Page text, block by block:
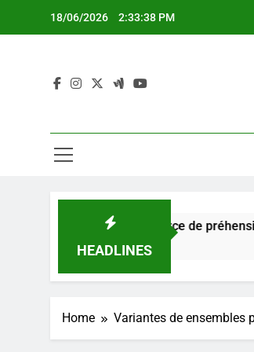
18/06/2026 2:33:39 PM
HEADLINES
femmes : Force de préhension,
Home Variantes de ensembles